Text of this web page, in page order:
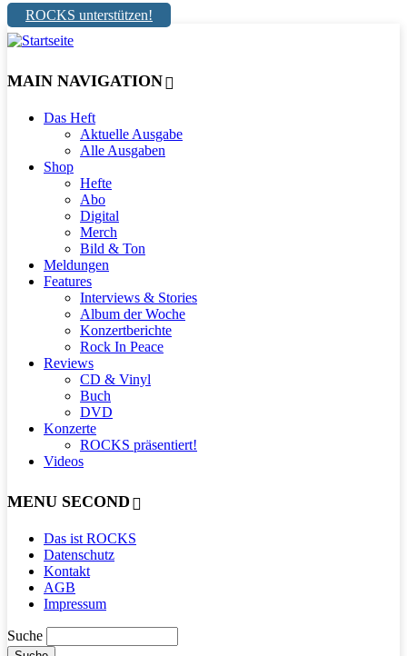
ROCKS unterstützen!
MAIN NAVIGATION
Das Heft
Aktuelle Ausgabe
Alle Ausgaben
Shop
Hefte
Abo
Digital
Merch
Bild & Ton
Meldungen
Features
Interviews & Stories
Album der Woche
Konzertberichte
Rock In Peace
Reviews
CD & Vinyl
Buch
DVD
Konzerte
ROCKS präsentiert!
Videos
MENU SECOND
Das ist ROCKS
Datenschutz
Kontakt
AGB
Impressum
Suche